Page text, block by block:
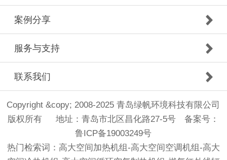
案例分享
服务与支持
联系我们
Copyright &copy; 2008-2025 青岛绿帆环境科技有限公司
版权所有 地址：青岛市北区昌化路27-5号 备案号：
鲁ICP备19003249号
热门检索词：高大空间加热机组-高大空间空调机组-高大